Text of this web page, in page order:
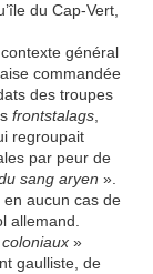
du Cap-Vert,
général
commandée
des troupes
frontstalags
regroupait
par peur de
sang aryen ».
aucun cas de
allemand.
coloniaux »
gaulliste, de